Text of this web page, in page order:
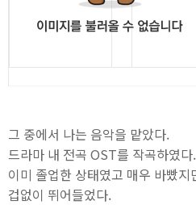
그 중에서 나는 음악을 맡았다.
드라마 내 전곡 OST를 작곡하였다.
이미 졸업한 상태였고 매우 바빴
겁없이 뛰어들었다.